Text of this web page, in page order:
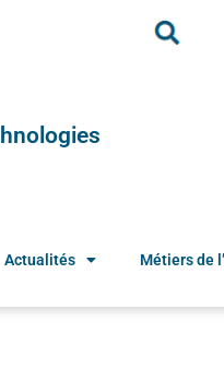
Actualités Métiers de